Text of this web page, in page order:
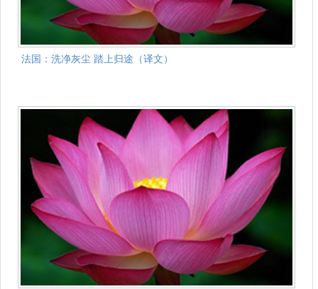
法国：洗净灰尘 踏上归途（译文）